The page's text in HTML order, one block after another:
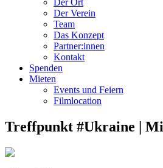
Der Ort
Der Verein
Team
Das Konzept
Partner:innen
Kontakt
Spenden
Mieten
Events und Feiern
Filmlocation
Treffpunkt #Ukraine |